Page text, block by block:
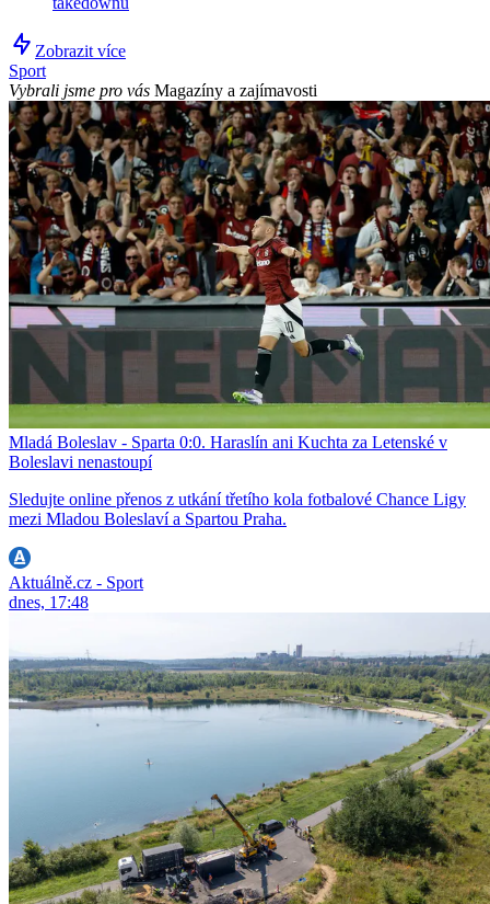
Zobrazit více
Sport
Vybrali jsme pro vás Magazíny a zajímavosti
Mladá Boleslav - Sparta 0:0. Haraslín ani Kuchta za Letenské v
Boleslavi nenastoupí
Sledujte online přenos z utkání třetího kola fotbalové Chance Ligy
mezi Mladou Boleslaví a Spartou Praha.
Aktuálně.cz - Sport
dnes, 17:48